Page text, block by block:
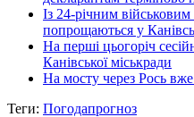
Із 24-річним
попрощаються у
На перші цьогоріч
Канівської міськради
На мосту через Рось
Теги: Погодапрогноз